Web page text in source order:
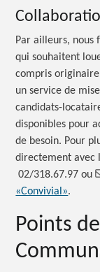
Par ailleurs, nous
qui souhaitent
compris originaire
un service de
candidats-
disponibles pour
de besoin. Pour
directement avec
02/318.67.97 ou
«Convivial».
Points